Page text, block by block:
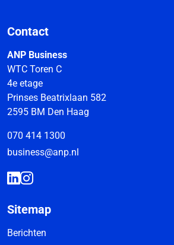
Contact
ANP Business
WTC Toren C
4e etage
Prinses Beatrixlaan 582
2595 BM Den Haag
070 414 1300
business@anp.nl
Sitemap
Berichten